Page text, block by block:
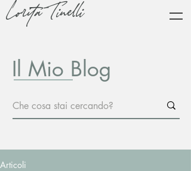
Lorita Tinelli
Il Mio Blog
Articoli